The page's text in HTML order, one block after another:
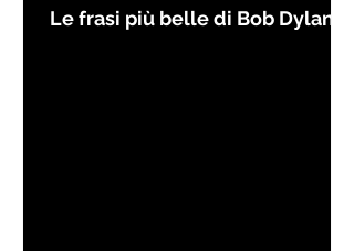
Le frasi più belle di Bob Dylan